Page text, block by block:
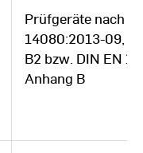
Prüfgeräte nach
14080:2013-09,
B2 bzw. DIN EN
Anhang B